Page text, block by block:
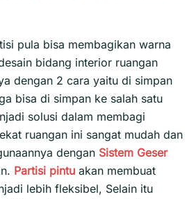
pula bisa membagikan warna
bidang interior ruangan
dengan 2 cara yaitu di simpan
bisa di simpan ke salah satu
solusi dalam membagi
ruangan ini sangat mudah dan
dengan Sistem Geser
Partisi pintu akan membuat
lebih fleksibel, Selain itu